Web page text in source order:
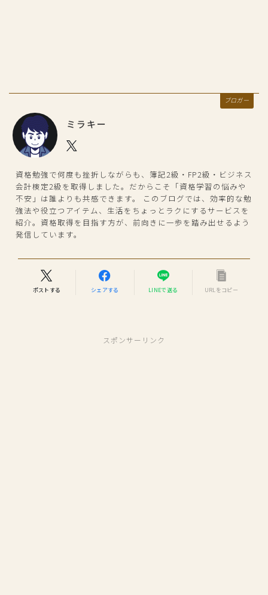
ブロガー
ミラキー
資格勉強で何度も挫折しながらも、簿記2級・FP2級・ビジネス
会計検定2級を取得しました。だからこそ「資格学習の悩みや
不安」は誰よりも共感できます。 このブログでは、効率的な勉
強法や役立つアイテム、生活をちょっとラクにするサービスを
紹介。資格取得を目指す方が、前向きに一歩を踏み出せるよう
発信しています。
ポストする シェアする LINEで送る URLをコピー
スポンサーリンク